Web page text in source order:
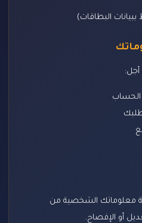
البطاقات)
الحساب
معلوماتك الشخصية من
أو الإفصاح.